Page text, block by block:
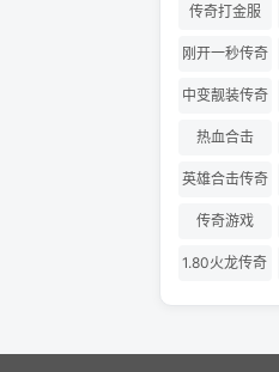
传奇打金服
刚开一秒传奇
私服
中变靓装传奇
热血合击
英雄合击传奇
传奇游戏
1.80火龙传奇